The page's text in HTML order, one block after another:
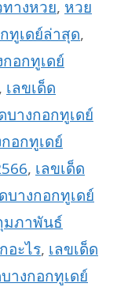
างหวย, หวย
ทูเดย์ล่าสุด,
อกทูเดย์
, เลขเด็ด
บางกอกทูเดย์
อกทูเดย์
, เลขเด็ด
บางกอกทูเดย์
มภาพันธ์
อะไร, เลขเด็ด
างกอกทูเดย์